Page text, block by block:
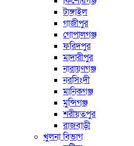
টাঙ্গাইল
গাজীপুর
গোপালগঞ্জ
ফরিদপুর
মাদারীপুর
নারায়ণগঞ্জ
নরসিংদী
মানিকগঞ্জ
মুন্সিগঞ্জ
শরীয়তপুর
রাজবাড়ী
খুলনা বিভাগ